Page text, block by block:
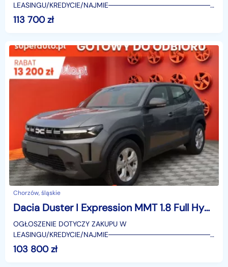
LEASINGU/KREDYCIE/
SUPERAUTO.PL?✔ Lider ryn
113 700zł
Chorzów, śląskie
Dacia Duster I Expression MMT 1.8 Full Hybrid Expression 1.8 Full Hybrid 155KM / Pakiet
OGŁOSZENIE DOTYCZY ZAKUPU W
LEASINGU/KREDYCIE/
SUPERAUTO.PL?✔ Lider ryn
103 800zł